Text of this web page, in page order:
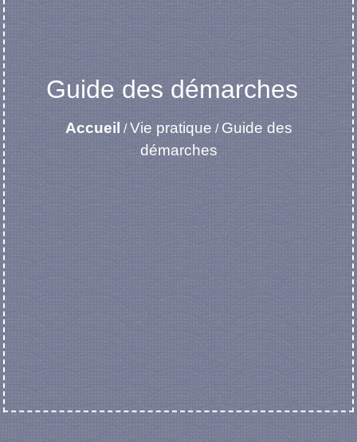
Guide des démarches
Accueil /Vie pratique / Guide des
démarches